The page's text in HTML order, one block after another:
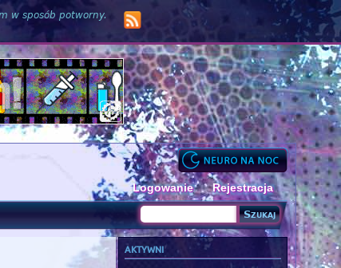
w sposób potworny.
Logowanie Rejestracja
Formularz wyszukiwania
aktywni